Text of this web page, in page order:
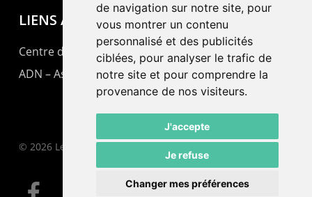
de navigation sur notre site, pour
vous montrer un contenu
personnalisé et des publicités
ciblées, pour analyser le trafic de
notre site et pour comprendre la
provenance de nos visiteurs.
J'accepte
Je refuse
Changer mes préférences
LIENS AMIS
Centre de culture ABC
ADN – Association Danse Neuchâtel
© 2026 Le Pommier.
facebook email